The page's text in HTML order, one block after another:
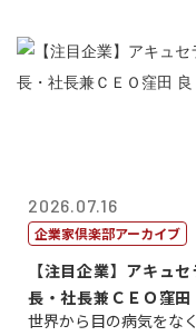
2026.07.16
企業家倶楽部アーカイブ
【注目企業】アキュ
長・社長兼ＣＥＯ窪田
世界から目の病気をな